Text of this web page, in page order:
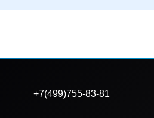
+7(499)755-83-81